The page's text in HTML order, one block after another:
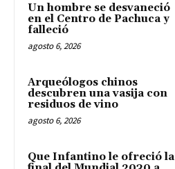
Un hombre se desvaneció
en el Centro de Pachuca y
falleció
agosto 6, 2026
Arqueólogos chinos
descubren una vasija con
residuos de vino
agosto 6, 2026
Que Infantino le ofreció la